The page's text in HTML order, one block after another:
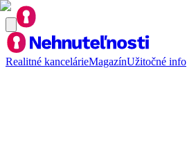
Realitné kancelárieMagazínUžitočné info